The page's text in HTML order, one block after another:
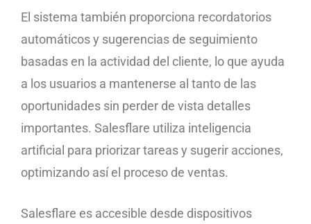
El sistema también proporciona recordatorios
automáticos y sugerencias de seguimiento
basadas en la actividad del cliente, lo que ayuda
a los usuarios a mantenerse al tanto de las
oportunidades sin perder de vista detalles
importantes. Salesflare utiliza inteligencia
artificial para priorizar tareas y sugerir acciones,
optimizando así el proceso de ventas.
Salesflare es accesible desde dispositivos